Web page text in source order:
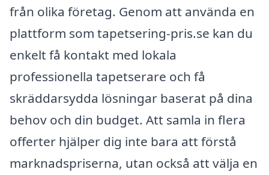
från olika företag. Genom att använda en
plattform som tapetsering-pris.se kan du
enkelt få kontakt med lokala
professionella tapetserare och få
skräddarsydda lösningar baserat på dina
behov och din budget. Att samla in flera
offerter hjälper dig inte bara att förstå
marknadspriserna, utan också att välja en